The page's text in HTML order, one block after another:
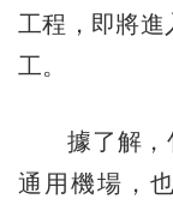
工程，即將
工。
據了解，竹
通用機場，